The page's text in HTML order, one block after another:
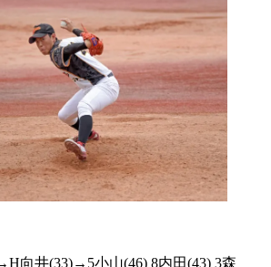
向井(33)→5小山(46) 8内田(43) 3森